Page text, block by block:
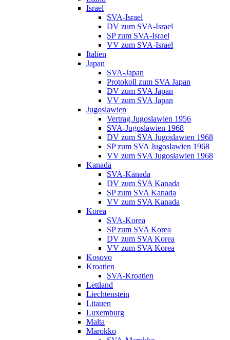
Israel
SVA-Israel
DV zum SVA-Israel
SP zum SVA-Israel
VV zum SVA-Israel
Italien
Japan
SVA-Japan
Protokoll zum SVA Japan
DV zum SVA Japan
VV zum SVA Japan
Jugoslawien
Vertrag Jugoslawien 1956
SVA-Jugoslawien 1968
DV zum SVA Jugoslawien 1968
SP zum SVA Jugoslawien 1968
VV zum SVA Jugoslawien 1968
Kanada
SVA-Kanada
DV zum SVA Kanada
SP zum SVA Kanada
VV zum SVA Kanada
Korea
SVA-Korea
SP zum SVA Korea
DV zum SVA Korea
VV zum SVA Korea
Kosovo
Kroatien
SVA-Kroatien
Lettland
Liechtenstein
Litauen
Luxemburg
Malta
Marokko